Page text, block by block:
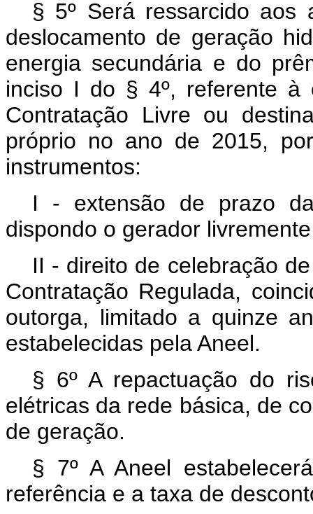
§ 5º Será ressarcido aos
deslocamento de geração
energia secundária e do
inciso I do § 4º, referente à
Contratação Livre ou
próprio no ano de 2015,
instrumentos:
I - extensão de prazo
dispondo o gerador
II - direito de celebração
Contratação Regulada,
outorga, limitado a quinze
estabelecidas pela Aneel.
§ 6º A repactuação do
elétricas da rede básica, de
de geração.
§ 7º A Aneel
referência e a taxa de